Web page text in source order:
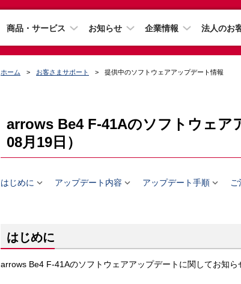
商品・サービス お知らせ 企業情報 法人のお
ホーム お客さまサポート 提供中のソフトウェアアップデート情報
arrows Be4 F-41Aのソフトウェア
08月19日）
はじめに  アップデート内容  アップデート手順
はじめに
arrows Be4 F-41Aのソフトウェアアップデートに関してお知ら